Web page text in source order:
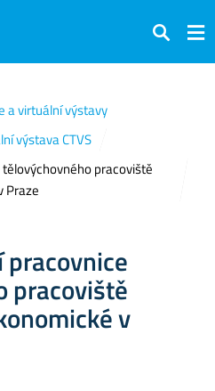
Hledat
a virtuální výstavy
výstava CTVS
pracoviště
Praze
pracoviště
v